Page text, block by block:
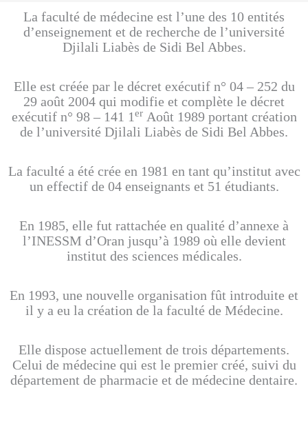
La faculté de médecine est l’une des 10 entités
d’enseignement et de recherche de l’université
Djilali Liabès de Sidi Bel Abbes.
Elle est créée par le décret exécutif n° 04 – 252 du
29 août 2004 qui modifie et complète le décret
exécutif n° 98 – 141 1 erAoût 1989 portant création
de l’université Djilali Liabès de Sidi Bel Abbes.
La faculté a été crée en 1981 en tant qu’institut avec
un effectif de 04 enseignants et 51 étudiants.
En 1985, elle fut rattachée en qualité d’annexe à
l’INESSM d’Oran jusqu’à 1989 où elle devient
institut des sciences médicales.
En 1993, une nouvelle organisation fût introduite et
il y a eu la création de la faculté de Médecine.
Elle dispose actuellement de trois départements.
Celui de médecine qui est le premier créé, suivi du
département de pharmacie et de médecine dentaire.